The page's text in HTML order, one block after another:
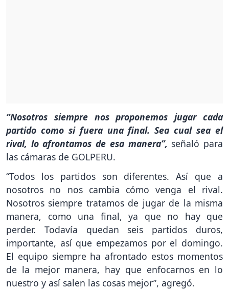
“Nosotros siempre nos proponemos jugar cada
partido como si fuera una final. Sea cual sea el
rival, lo afrontamos de esa manera”, señaló para
las cámaras de GOLPERU.
“Todos los partidos son diferentes. Así que a
nosotros no nos cambia cómo venga el rival.
Nosotros siempre tratamos de jugar de la misma
manera, como una final, ya que no hay que
perder. Todavía quedan seis partidos duros,
importante, así que empezamos por el domingo.
El equipo siempre ha afrontado estos momentos
de la mejor manera, hay que enfocarnos en lo
nuestro y así salen las cosas mejor”, agregó.